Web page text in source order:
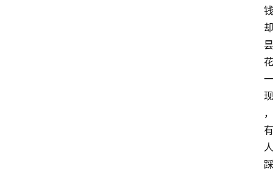
钱
却
昙
花
一
现
，
有
人
踩